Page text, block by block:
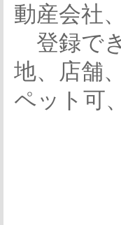
動産会社
登録で
地、店舗
ペット可